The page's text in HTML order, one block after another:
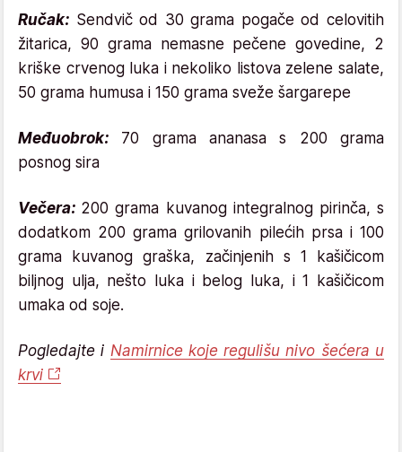
Ručak: Sendvič od 30 grama pogače od celovitih
žitarica, 90 grama nemasne pečene govedine, 2
kriške crvenog luka i nekoliko listova zelene salate,
50 grama humusa i 150 grama sveže šargarepe
Međuobrok: 70 grama ananasa s 200 grama
posnog sira
Večera: 200 grama kuvanog integralnog pirinča, s
dodatkom 200 grama grilovanih pilećih prsa i 100
grama kuvanog graška, začinjenih s 1 kašičicom
biljnog ulja, nešto luka i belog luka, i 1 kašičicom
umaka od soje.
Pogledajte i Namirnice koje regulišu nivo šećera u
krvi